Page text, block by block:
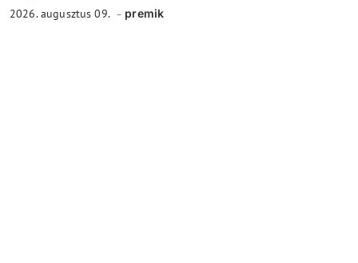
2026. augusztus 09. premik